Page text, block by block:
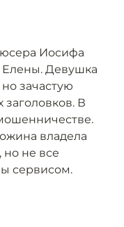
Иосифа
Елены. Девушка
зачастую
заголовков. В
владела
не все
сервисом.